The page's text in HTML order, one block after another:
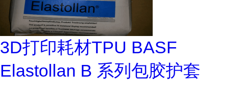
3D打印耗材TPU BASF
Elastollan B 系列包胶护套